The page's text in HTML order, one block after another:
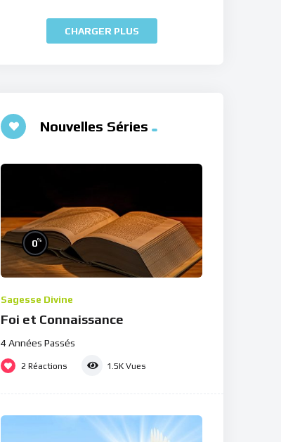
CHARGER PLUS
Nouvelles Séries
0%
Sagesse Divine
Foi et Connaissance
4 Années Passés
2 Réactions 1.5K Vues